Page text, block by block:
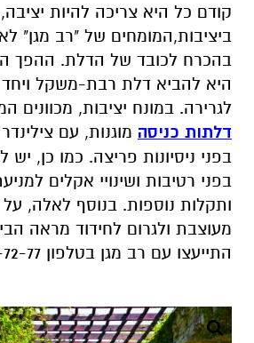
קודם כל היא צריכה להיות
ביציבות,המומחים של "רב מגן"
בהכרח לכובד של הדלת. ההפך
היא להביא דלת רבת-משקל
לגרירה. במונח יציבות, מכוונים
דלתות כניסה מוגנות, עם
בפני ניסיונות פריצה. כמו כן, יש
בפני רטיבות ושינויי אקלים
ותקלות נוספות. בנוסף לאלה,
מעוצבת ולגרום לחידוד מראה
התייעצו עם רב מגן בטלפון 1-800-72-72-77.